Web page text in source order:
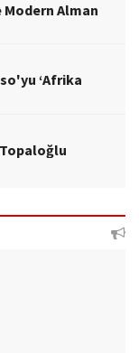
Alman
‘Afrika